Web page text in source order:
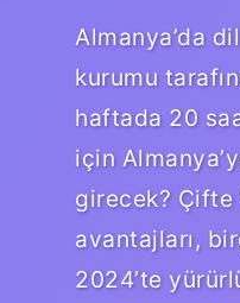
Almanya’da
kurumu
haftada 20
için
girecek? Çifte
avantajları,
2024’te